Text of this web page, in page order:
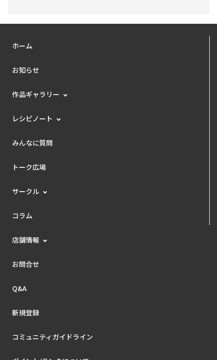
ホーム
お知らせ
作品ギャラリー
レシピノート
みんなに質問
トーク広場
サークル
コラム
店舗情報
お問合せ
Q&A
新規登録
コミュニティガイドライン